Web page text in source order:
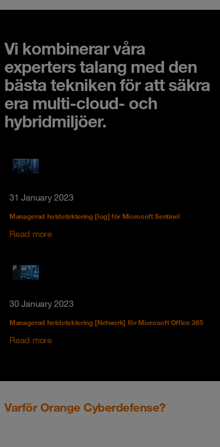
Vi kombinerar våra
experters talang med den
bästa tekniken för att säkra
era multi-cloud- och
hybridmiljöer.
31 January 2023
Managerad hotdetektering [log] för Microsoft Sentinel
Read more
30 January 2023
Managerad hotdetektering [Network] för Microsoft Office 365
Read more
Varför Orange Cyberdefense?